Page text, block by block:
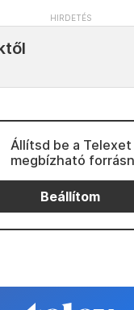
Állítsd be a Telexet
megbízható
Beállítom